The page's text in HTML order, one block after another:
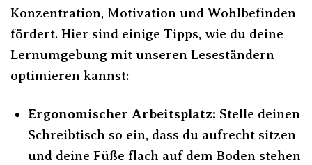
Konzentration, Motivation und Wohlbefinden
fördert. Hier sind einige Tipps, wie du deine
Lernumgebung mit unseren Leseständern
optimieren kannst:
Ergonomischer Arbeitsplatz: Stelle deinen
Schreibtisch so ein, dass du aufrecht sitzen
und deine Füße flach auf dem Boden stehen